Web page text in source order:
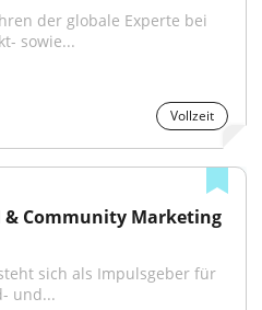
der globale Experte bei
sowie...
Vollzeit
& Community Marketing
sich als Impulsgeber für
und...